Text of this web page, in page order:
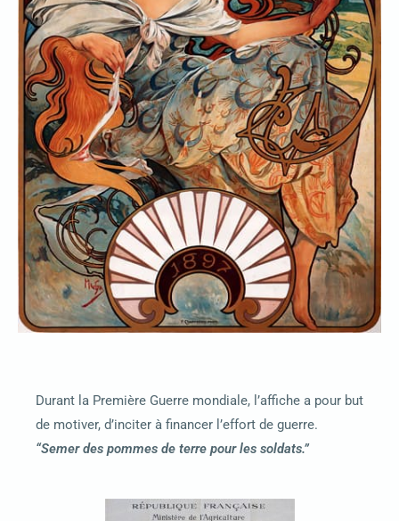
Durant la Première Guerre mondiale, l’affiche a pour but
de motiver, d’inciter à financer l’effort de guerre.
“Semer des pommes de terre pour les soldats.”